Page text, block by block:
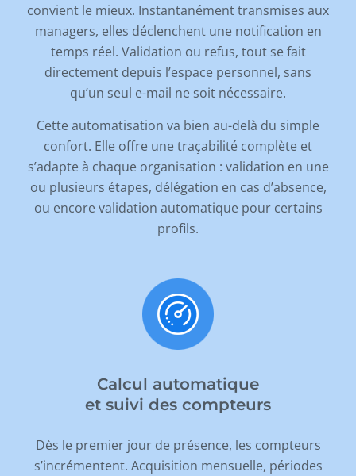
convient le mieux. Instantanément transmises aux
managers, elles déclenchent une notification en
temps réel. Validation ou refus, tout se fait
directement depuis l’espace personnel, sans
qu’un seul e-mail ne soit nécessaire.
Cette automatisation va bien au-delà du simple
confort. Elle offre une traçabilité complète et
s’adapte à chaque organisation : validation en une
ou plusieurs étapes, délégation en cas d’absence,
ou encore validation automatique pour certains
profils.
Calcul automatique
et suivi des compteurs
Dès le premier jour de présence, les compteurs
s’incrémentent. Acquisition mensuelle, périodes